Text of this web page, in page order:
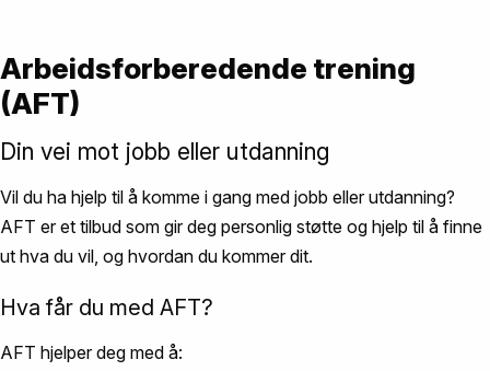
Arbeidsforberedende trening
(AFT)
Din vei mot jobb eller utdanning
Vil du ha hjelp til å komme i gang med jobb eller utdanning?
AFT er et tilbud som gir deg personlig støtte og hjelp til å finne
ut hva du vil, og hvordan du kommer dit.
Hva får du med AFT?
AFT hjelper deg med å: